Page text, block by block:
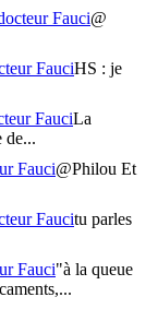
Fauci@
FauciHS : je
FauciLa
de...
Fauci@Philou Et
Faucitu parles
Fauci"à la queue